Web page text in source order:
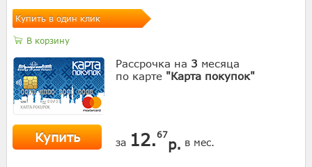
Купить в один клик
В корзину
Рассрочка на 3 месяца
по карте "Карта покупок"
Купить за 12.67
р. в мес.